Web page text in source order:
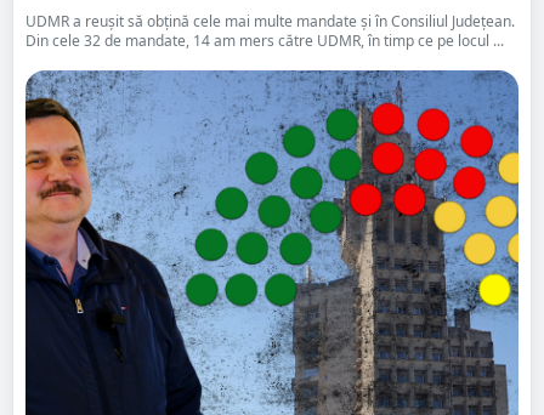
UDMR a reușit să obțină cele mai multe mandate și în Consiliul Județean.
Din cele 32 de mandate, 14 am mers către UDMR, în timp ce pe locul ...